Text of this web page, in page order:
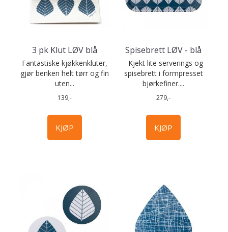
3 pk Klut LØV blå
Fantastiske kjøkkenkluter,
gjør benken helt tørr og fin
uten...
139,-
KJØP
Spisebrett LØV - blå
Kjekt lite serverings og
spisebrett i formpresset
bjørkefiner....
279,-
KJØP